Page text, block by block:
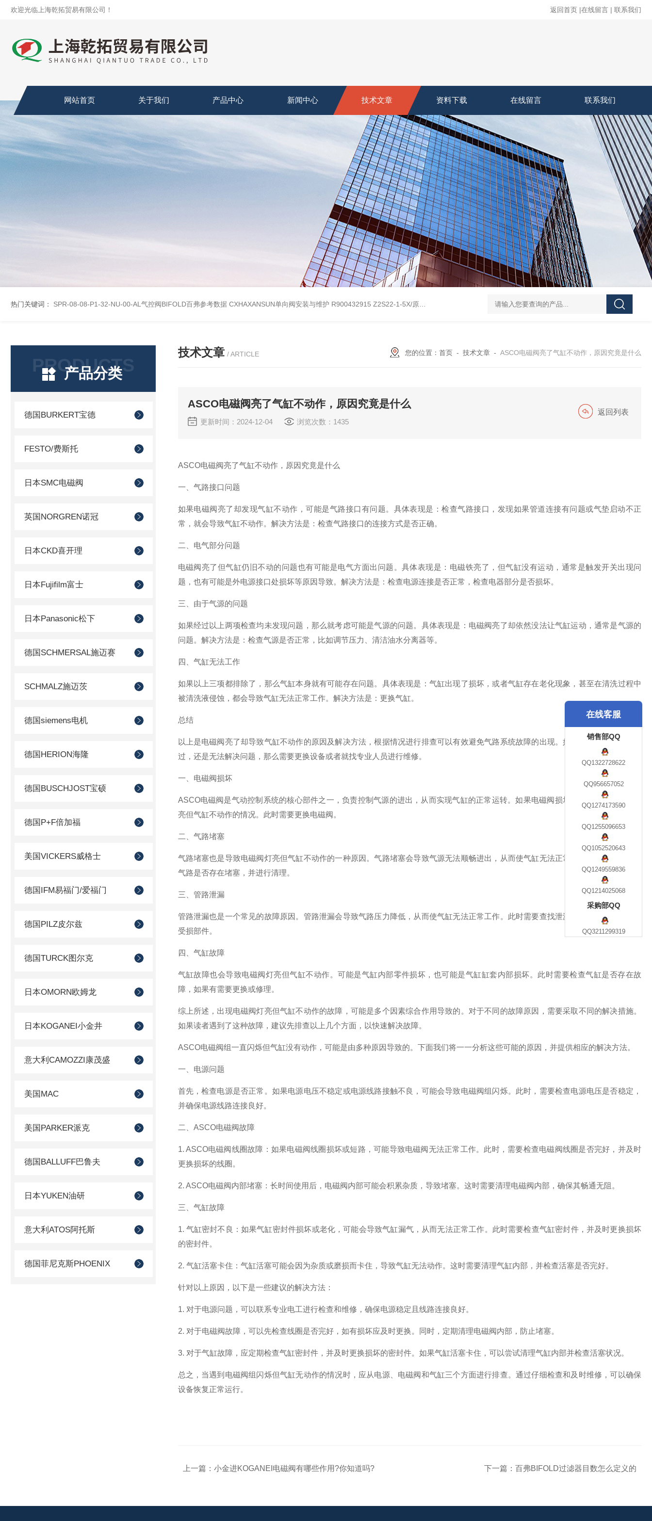
欢迎光临上海乾拓贸易有限公司！ 返回首页 |在线留言 | 联系我们
网站首页 关于我们 产品中心 新闻中心 技术文章 资料下载 在线留言 联系我们
热门关键词： SPR-08-08-P1-32-NU-00-AL气控阀BIFOLD百弗参考数据 CXHAXANSUN单向阀安装与维护 R900432915 Z2S22-1-5X/原装产品REXROTH叠加式单向阀 UPF1S-CL-12-B-W-20-EN424威格士
PRODUCTS
产品分类
德国BURKERT宝德
FESTO/费斯托
日本SMC电磁阀
英国NORGREN诺冠
日本CKD喜开理
日本Fujifilm富士
日本Panasonic松下
德国SCHMERSAL施迈赛
SCHMALZ施迈茨
德国siemens电机
德国HERION海隆
德国BUSCHJOST宝硕
德国P+F倍加福
美国VICKERS威格士
德国IFM易福门/爱福门
德国PILZ皮尔兹
德国TURCK图尔克
日本OMORN欧姆龙
日本KOGANEI小金井
意大利CAMOZZI康茂盛
美国MAC
美国PARKER派克
德国BALLUFF巴鲁夫
日本YUKEN油研
意大利ATOS阿托斯
德国菲尼克斯PHOENIX
技术文章 / ARTICLE 您的位置： 首页 - 技术文章 - ASCO电磁阀亮了气缸不动作，原因究竟是什么
ASCO电磁阀亮了气缸不动作，原因究竟是什么
更新时间：2024-12-04 浏览次数：1435
返回列表
ASCO电磁阀亮了气缸不动作，原因究竟是什么
一、气路接口问题
如果电磁阀亮了却发现气缸不动作，可能是气路接口有问题。具体表现是：检查气路接口，发现如果管道连接有问题或气垫启动不正
常，就会导致气缸不动作。解决方法是：检查气路接口的连接方式是否正确。
二、电气部分问题
电磁阀亮了但气缸仍旧不动的问题也有可能是电气方面出问题。具体表现是：电磁铁亮了，但气缸没有运动，通常是触发开关出现问
题，也有可能是外电源接口处损坏等原因导致。解决方法是：检查电源连接是否正常，检查电器部分是否损坏。
三、由于气源的问题
如果经过以上两项检查均未发现问题，那么就考虑可能是气源的问题。具体表现是：电磁阀亮了却依然没法让气缸运动，通常是气源的
问题。解决方法是：检查气源是否正常，比如调节压力、清洁油水分离器等。
四、气缸无法工作
如果以上三项都排除了，那么气缸本身就有可能存在问题。具体表现是：气缸出现了损坏，或者气缸存在老化现象，甚至在清洗过程中
被清洗液侵蚀，都会导致气缸无法正常工作。解决方法是：更换气缸。
总结
以上是电磁阀亮了却导致气缸不动作的原因及解决方法，根据情况进行排查可以有效避免气路系统故障的出现。如果以上情况都已排查
过，还是无法解决问题，那么需要更换设备或者就找专业人员进行维修。
一、电磁阀损坏
ASCO电磁阀是气动控制系统的核心部件之一，负责控制气源的进出，从而实现气缸的正常运转。如果电磁阀损坏，就会出现电磁阀灯
亮但气缸不动作的情况。此时需要更换电磁阀。
二、气路堵塞
气路堵塞也是导致电磁阀灯亮但气缸不动作的一种原因。气路堵塞会导致气源无法顺畅进出，从而使气缸无法正常运转。此时需要检查
气路是否存在堵塞，并进行清理。
三、管路泄漏
管路泄漏也是一个常见的故障原因。管路泄漏会导致气路压力降低，从而使气缸无法正常工作。此时需要查找泄漏点，进行修补或更换
受损部件。
四、气缸故障
气缸故障也会导致电磁阀灯亮但气缸不动作。可能是气缸内部零件损坏，也可能是气缸缸套内部损坏。此时需要检查气缸是否存在故
障，如果有需要更换或修理。
综上所述，出现电磁阀灯亮但气缸不动作的故障，可能是多个因素综合作用导致的。对于不同的故障原因，需要采取不同的解决措施。
如果读者遇到了这种故障，建议先排查以上几个方面，以快速解决故障。
ASCO电磁阀组一直闪烁但气缸没有动作，可能是由多种原因导致的。下面我们将一一分析这些可能的原因，并提供相应的解决方法。
一、电源问题
首先，检查电源是否正常。如果电源电压不稳定或电源线路接触不良，可能会导致电磁阀组闪烁。此时，需要检查电源电压是否稳定，
并确保电源线路连接良好。
二、ASCO电磁阀故障
1. ASCO电磁阀线圈故障：如果电磁阀线圈损坏或短路，可能导致电磁阀无法正常工作。此时，需要检查电磁阀线圈是否完好，并及时
更换损坏的线圈。
2. ASCO电磁阀内部堵塞：长时间使用后，电磁阀内部可能会积累杂质，导致堵塞。这时需要清理电磁阀内部，确保其畅通无阻。
三、气缸故障
1. 气缸密封不良：如果气缸密封件损坏或老化，可能会导致气缸漏气，从而无法正常工作。此时需要检查气缸密封件，并及时更换损坏
的密封件。
2. 气缸活塞卡住：气缸活塞可能会因为杂质或磨损而卡住，导致气缸无法动作。这时需要清理气缸内部，并检查活塞是否完好。
针对以上原因，以下是一些建议的解决方法：
1. 对于电源问题，可以联系专业电工进行检查和维修，确保电源稳定且线路连接良好。
2. 对于电磁阀故障，可以先检查线圈是否完好，如有损坏应及时更换。同时，定期清理电磁阀内部，防止堵塞。
3. 对于气缸故障，应定期检查气缸密封件，并及时更换损坏的密封件。如果气缸活塞卡住，可以尝试清理气缸内部并检查活塞状况。
总之，当遇到电磁阀组闪烁但气缸无动作的情况时，应从电源、电磁阀和气缸三个方面进行排查。通过仔细检查和及时维修，可以确保
设备恢复正常运行。
上一篇： 小金进KOGANEI电磁阀有哪些作用?你知道吗? 下一篇： 百弗BIFOLD过滤器目数怎么定义的
在线客服
销售部QQ
QQ1322728622
QQ956657052
QQ1274173590
QQ1255096653
QQ1052520643
QQ1249559836
QQ1214025068
采购部QQ
QQ3211299319